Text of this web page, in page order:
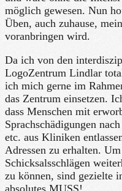
möglich gewesen. Nun
Üben, auch zuhause,
voranbringen wird.
Da ich von den
LogoZentrum Lindlar
ich mich gerne im
das Zentrum einsetzen.
dass Menschen mit
Sprachschädigungen
etc. aus Kliniken
Adressen zu erhalten.
Schicksalsschlägen
zu können, sind gezielte